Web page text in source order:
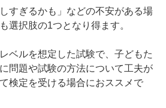
すぎるかも」などの不安がある場
選択肢の1つとなり得ます。
ベルを想定した試験で、子どもた
問題や試験の方法について工夫が
検定を受ける場合におススメで